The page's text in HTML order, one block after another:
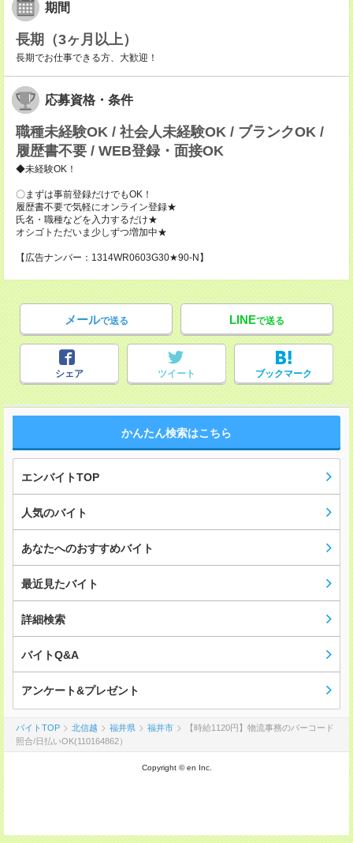
期間
長期（3ヶ月以上）
長期でお仕事できる方、大歓迎！
応募資格・条件
職種未経験OK / 社会人未経験OK / ブランクOK /
履歴書不要 / WEB登録・面接OK
◆未経験OK！
〇まずは事前登録だけでもOK！
履歴書不要で気軽にオンライン登録★
氏名・職種などを入力するだけ★
オシゴトただいま少しずつ増加中★
【広告ナンバー：1314WR0603G30★90-N】
メールで送る LINEで送る
シェア ツイート ブックマーク
かんたん検索はこちら
エンバイトTOP
人気のバイト
あなたへのおすすめバイト
最近見たバイト
詳細検索
バイトQ&A
アンケート&プレゼント
バイトTOP 北信越 福井県 福井市
【時給1120円】物流事務のバーコード
照合/日払いOK(110164862）
Copyright © en Inc.